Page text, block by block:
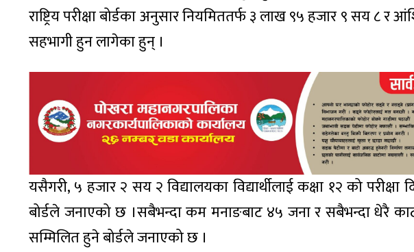
राष्ट्रिय परीक्षा बोर्डका अनुसार नियमिततर्फ ३ लाख ९५ हजार ९ सय ८ र
सहभागी हुन लागेका हुन् ।
यसैगरी, ५ हजार २ सय २ विद्यालयका विद्यार्थीलाई कक्षा १२ को
बोर्डले जनाएको छ ।सबैभन्दा कम मनाङबाट ४५ जना र सबैभन्दा धेरै
सम्मिलित हुने बोर्डले जनाएको छ ।